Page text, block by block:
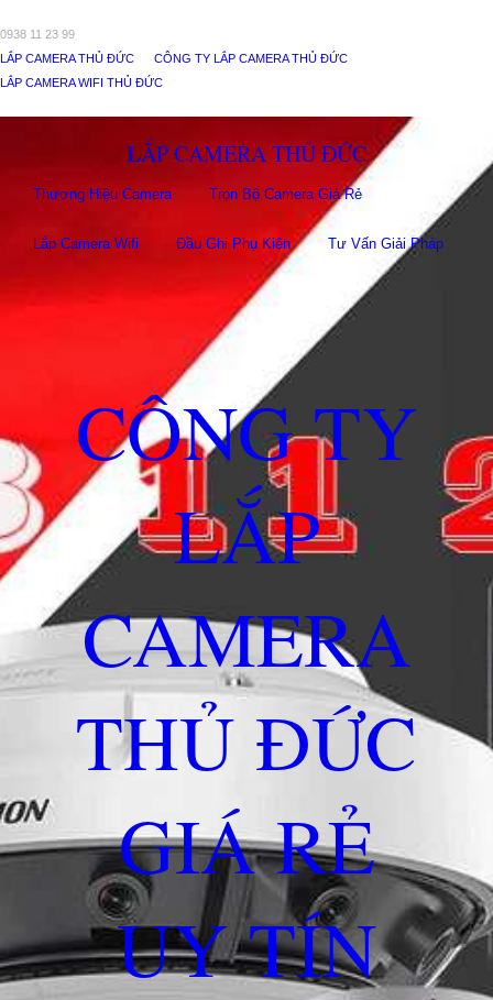
0938 11 23 99
LẮP CAMERA THỦ ĐỨC
CÔNG TY LẮP CAMERA THỦ ĐỨC
LẮP CAMERA WIFI THỦ ĐỨC
LẮP CAMERA THỦ ĐỨC
Thương Hiệu Camera Trọn Bộ Camera Giá Rẻ
Lắp Camera Wifi Đầu Ghi Phụ Kiên Tư Vấn Giải Pháp
CÔNG TY
LẮP
CAMERA
THỦ ĐỨC
GIÁ RẺ
UY TÍN